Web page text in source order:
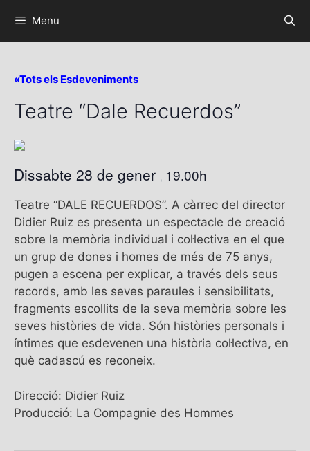
Menu
«Tots els Esdeveniments
Teatre “Dale Recuerdos”
Dissabte 28 de gener 19.00h
Teatre “DALE RECUERDOS”. A càrrec del director
Didier Ruiz es presenta un espectacle de creació
sobre la memòria individual i col·lectiva en el que
un grup de dones i homes de més de 75 anys,
pugen a escena per explicar, a través dels seus
records, amb les seves paraules i sensibilitats,
fragments escollits de la seva memòria sobre les
seves històries de vida. Són històries personals i
íntimes que esdevenen una història col·lectiva, en
què cadascú es reconeix.
Direcció: Didier Ruiz
Producció: La Compagnie des Hommes